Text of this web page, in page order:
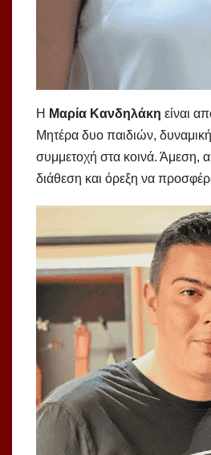
Η Μαρία Κανδηλάκη είναι
Μητέρα δυο παιδιών,
συμμετοχή στα κοινά. Άμεση,
διάθεση και όρεξη να